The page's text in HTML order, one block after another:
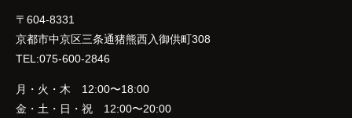
〒604-8331
京都市中京区三条通猪熊西入御供町308
TEL:075-600-2846
月・火・木 12:00〜18:00
金・土・日・祝 12:00〜20:00